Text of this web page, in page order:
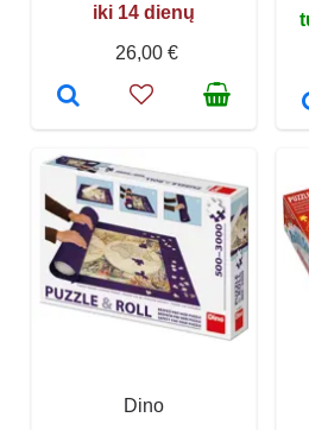
iki 14 dienų
26,00 €
Dino